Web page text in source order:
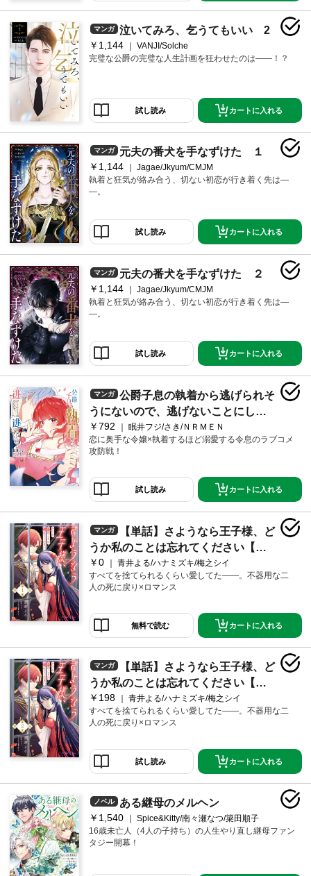
マンガ 泣いてみろ、乞うてもいい 2
￥1,144
VANJI/Solche
完璧な公爵の完璧な人生計画を狂わせたのは――！？
試し読み カートに入れる
マンガ 元夫の番犬を手なずけた １
￥1,144
Jagae/Jkyum/CMJM
執着と狂気が絡み合う、切ない初恋が行き着く先は―
―。
試し読み カートに入れる
マンガ 元夫の番犬を手なずけた ２
￥1,144
Jagae/Jkyum/CMJM
執着と狂気が絡み合う、切ない初恋が行き着く先は―
―。
試し読み カートに入れる
マンガ
公爵子息の執着から逃げられそ
うにないので、逃げないことにしま
した 1
￥792
眠井フジ/さき/ＮＲＭＥＮ
恋に奥手な令嬢×執着するほど溺愛する令息のラブコメ
攻防戦！
試し読み カートに入れる
マンガ
【単話】さようなら王子様、ど
うか私のことは忘れてください【第1
話】
￥0
青井よる/ハナミズキ/梅之シイ
すべてを捨てられるくらい愛してた――。不器用な二
人の死に戻り×ロマンス
カートに入れる
無料で読む
マンガ
【単話】さようなら王子様、ど
うか私のことは忘れてください【第2
話】
￥198
青井よる/ハナミズキ/梅之シイ
すべてを捨てられるくらい愛してた――。不器用な二
人の死に戻り×ロマンス
試し読み カートに入れる
ノベル ある継母のメルヘン
￥1,540
Spice&Kitty/南々瀬なつ/簗田順子
16歳未亡人（4人の子持ち）の人生やり直し継母ファン
タジー開幕！